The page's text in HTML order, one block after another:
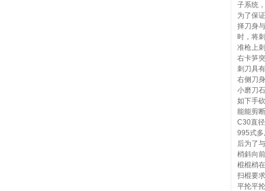
子系统
为了保
择刀身
时，将
准枪上
右卡笋
刺刀具
右侧刀
小磨刀
如下手
能能剪
C30直
995式
后为了
梢斜向
棍棍梢
扫棍要
平抡平